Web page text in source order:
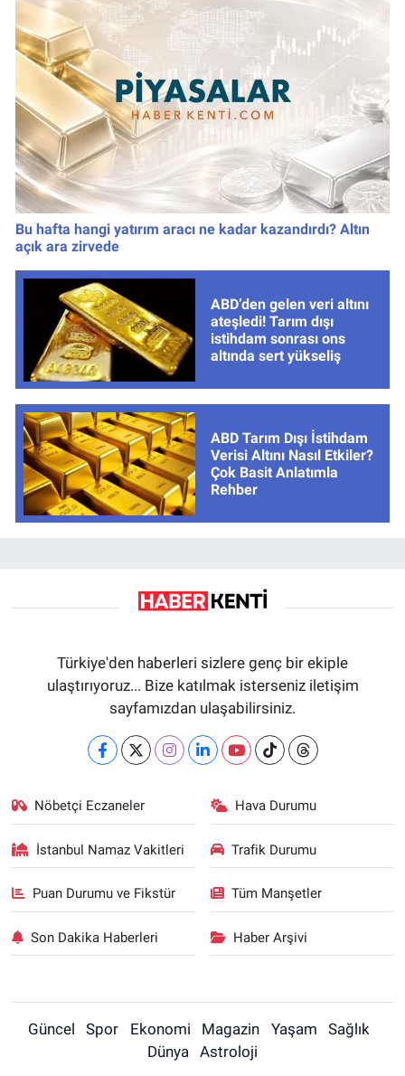
Bu hafta hangi yatırım aracı ne kadar kazandırdı? Altın
açık ara zirvede
ABD’den gelen veri altını
ateşledi! Tarım dışı
istihdam sonrası ons
altında sert yükseliş
ABD Tarım Dışı İstihdam
Verisi Altını Nasıl Etkiler?
Çok Basit Anlatımla
Rehber
Türkiye'den haberleri sizlere genç bir ekiple
ulaştırıyoruz... Bize katılmak isterseniz iletişim
sayfamızdan ulaşabilirsiniz.
Nöbetçi Eczaneler Hava Durumu
İstanbul Namaz Vakitleri Trafik Durumu
Puan Durumu ve Fikstür Tüm Manşetler
Son Dakika Haberleri Haber Arşivi
Güncel Spor Ekonomi Magazin Yaşam
Sağlık
Dünya
Astroloji